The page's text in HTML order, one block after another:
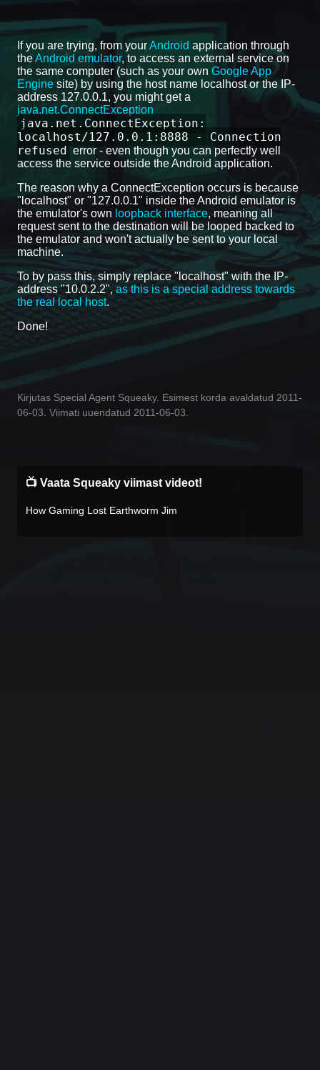
If you are trying, from yourAndroid application through
theAndroid emulator, to access an external service on
the same computer (such as your own Google App
Engine site) by using the host name localhost or the IP-
address 127.0.0.1, you might get a
java.net.ConnectException
java.net.ConnectException:
localhost/127.0.0.1:8888 - Connection
refused error - even though you can perfectly well
access the service outside the Android application.
The reason why a ConnectException occurs is because
"localhost" or "127.0.0.1" inside the Android emulator is
the emulator's own loopback interface, meaning all
request sent to the destination will be looped backed to
the emulator and won't actually be sent to your local
machine.
To by pass this, simply replace "localhost" with the IP-
address "10.0.2.2", as this is a special address towards
the real local host.
Done!
Kirjutas Special Agent Squeaky. Esimest korda avaldatud 2011-
06-03. Viimati uuendatud 2011-06-03.
📺 Vaata Squeaky viimast videot!
How Gaming Lost Earthworm Jim